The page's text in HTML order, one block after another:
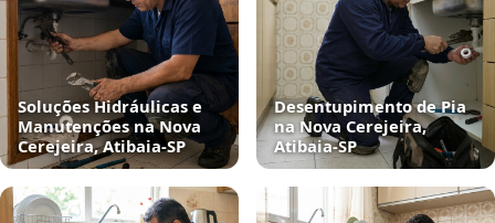
Soluções Hidráulicas e
Manutenções na Nova
Cerejeira, Atibaia‑SP
Desentupimento de Pia
na Nova Cerejeira,
Atibaia‑SP